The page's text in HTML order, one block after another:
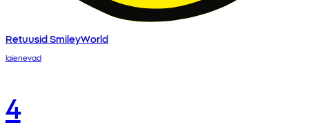
Retuusid SmileyWorld
laienevad
4